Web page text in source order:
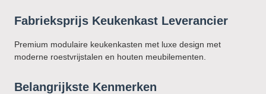
Fabrieksprijs Keukenkast Leverancier
Premium modulaire keukenkasten met luxe design met
moderne roestvrijstalen en houten meubilementen.
Belangrijkste Kenmerken